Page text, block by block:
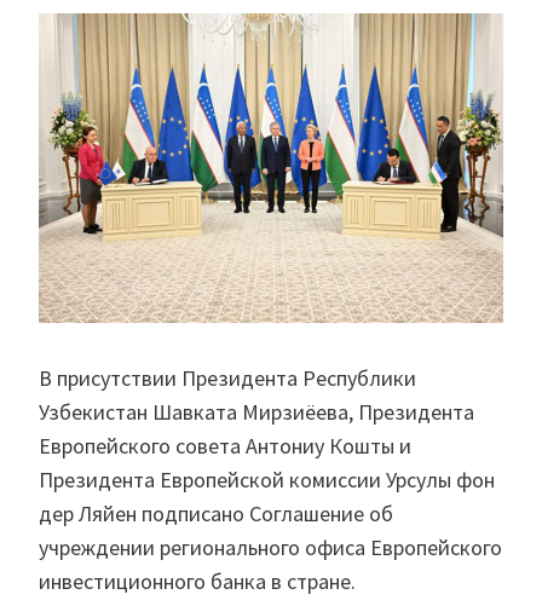
В присутствии Президента Республики
Узбекистан Шавката Мирзиёева, Президента
Европейского совета Антониу Кошты и
Президента Европейской комиссии Урсулы фон
дер Ляйен подписано Соглашение об
учреждении регионального офиса Европейского
инвестиционного банка в стране.